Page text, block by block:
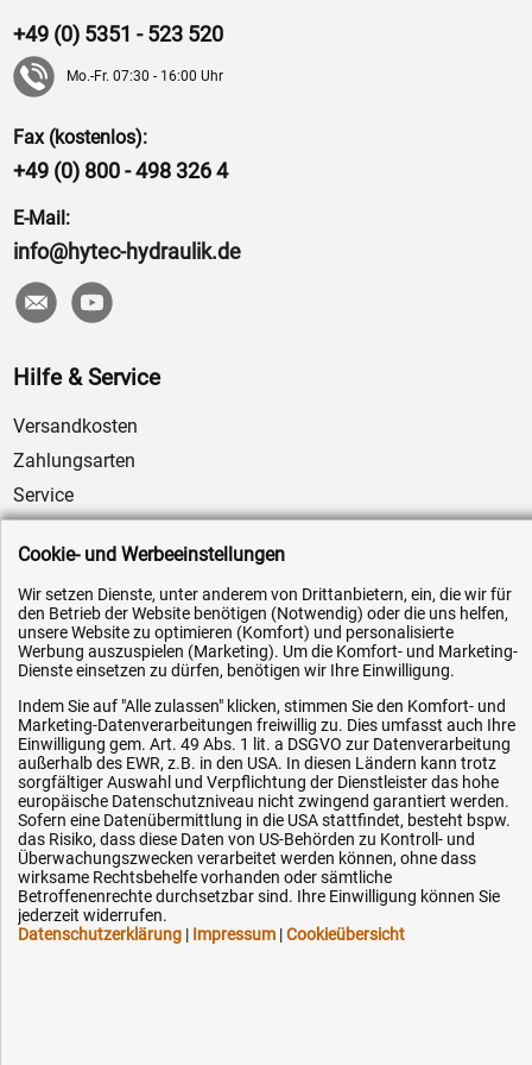
+49 (0) 5351 - 523 520
Mo.-Fr. 07:30 - 16:00 Uhr
Fax (kostenlos):
+49 (0) 800 - 498 326 4
E-Mail:
info@hytec-hydraulik.de
Hilfe & Service
Versandkosten
Zahlungsarten
Service
Datenschutz
Impressum
Karriere
OEM-Ersatzteile
Technik-Hilfe
Downloads
Kontakt
Ihre Hytec-Hydraulik Vorteile
Schneller Versand, meist am selben Tag
Versandkostenfrei ab 150 EUR (innerhalb DE)
Lieferung auf Rechnung (abhängig vom Wert)
Cookie- und Werbeeinstellungen
Wir setzen Dienste, unter anderem von Drittanbietern, ein, die wir für
den Betrieb der Website benötigen (Notwendig) oder die uns helfen,
unsere Website zu optimieren (Komfort) und personalisierte
Werbung auszuspielen (Marketing). Um die Komfort- und Marketing-
Dienste einsetzen zu dürfen, benötigen wir Ihre Einwilligung.
Indem Sie auf "Alle zulassen" klicken, stimmen Sie den Komfort- und
Marketing-Datenverarbeitungen freiwillig zu. Dies umfasst auch Ihre
Einwilligung gem. Art. 49 Abs. 1 lit. a DSGVO zur Datenverarbeitung
außerhalb des EWR, z.B. in den USA. In diesen Ländern kann trotz
sorgfältiger Auswahl und Verpflichtung der Dienstleister das hohe
europäische Datenschutzniveau nicht zwingend garantiert werden.
Sofern eine Datenübermittlung in die USA stattfindet, besteht bspw.
das Risiko, dass diese Daten von US-Behörden zu Kontroll- und
Überwachungszwecken verarbeitet werden können, ohne dass
wirksame Rechtsbehelfe vorhanden oder sämtliche
Betroffenenrechte durchsetzbar sind. Ihre Einwilligung können Sie
jederzeit widerrufen.
Datenschutzerklärung | Impressum |Cookieübersicht